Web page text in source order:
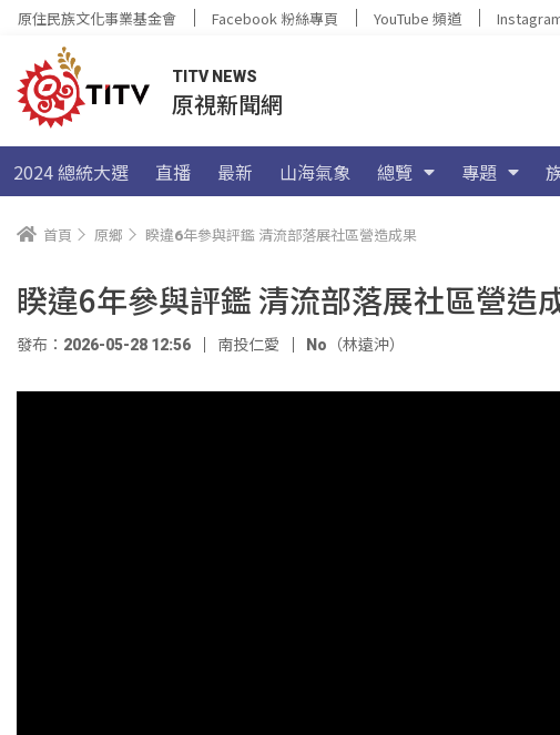
原住民族文化事業基金會 Facebook 粉絲專頁 YouTube 頻道
TITV NEWS
原視新聞網
2024 總統大選 直播 最新 山海氣象 總覽 專題
首頁 原鄉 睽違6年參與評鑑 清流部落展社區營造成果
睽違6年參與評鑑 清流部落展社區營造
發布：2026-05-28 12:56 南投仁愛 No（林遠沖）